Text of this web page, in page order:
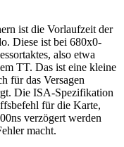
ist die Vorlaufzeit der
Diese ist bei 680x0-
also etwa
TT. Das ist eine kleine
für das Versagen
Die ISA-Spezifikation
für die Karte,
verzögert werden
macht.